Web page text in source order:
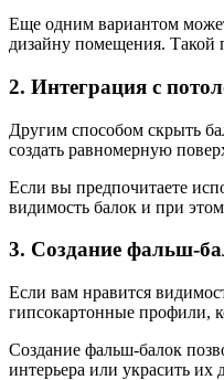
Еще одним вариантом
дизайну помещения. Такой
2. Интеграция с
Другим способом скрыть
создать равномерную
Если вы предпочитаете
видимость балок и при
3. Создание фальш-
Если вам нравится
гипсокартонные профили,
Создание фальш-балок
интерьера или украсить их